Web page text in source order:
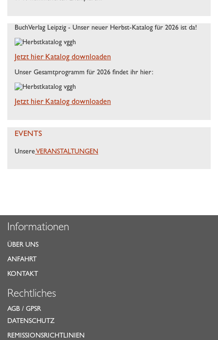
BuchVerlag Leipzig - Unser neuer Herbst-Katalog für 2026 ist da!
Jetzt hier Katalog downloaden
Unser Gesamtprogramm für 2026 findet ihr hier:
Jetzt hier Katalog downloaden
EVENTS
Unsere VERANSTALTUNGEN
Informationen
ÜBER UNS
ANFAHRT
KONTAKT
Rechtliches
AGB / GPSR
DATENSCHUTZ
REMISSIONSRICHTLINIEN